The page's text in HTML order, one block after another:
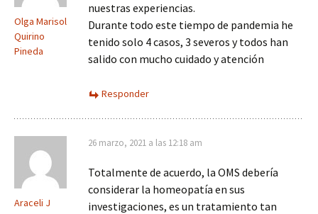
Olga Marisol
Quirino
Pineda
nuestras experiencias.
Durante todo este tiempo de pandemia he
tenido solo 4 casos, 3 severos y todos han
salido con mucho cuidado y atención
Responder
Araceli J
26 marzo, 2021 a las 12:18 am
Totalmente de acuerdo, la OMS debería
considerar la homeopatía en sus
investigaciones, es un tratamiento tan